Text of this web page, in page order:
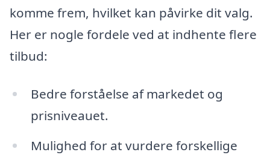
komme frem, hvilket kan påvirke dit valg.
Her er nogle fordele ved at indhente flere
tilbud:
Bedre forståelse af markedet og
prisniveauet.
Mulighed for at vurdere forskellige